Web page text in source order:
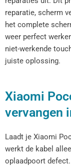
reparatie, scherm
het complete
weer perfect
niet-werkende
juiste oplossing.
Xiaomi
vervangen
Laadt je Xiaomi
werkt de kabel
oplaadpoort